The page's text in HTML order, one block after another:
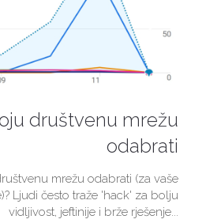
društvenu mrežu
odabrati
mrežu odabrati (za vaše
Ljudi često traže 'hack' za bolju
vidljivost, jeftinije i brže rješenje...